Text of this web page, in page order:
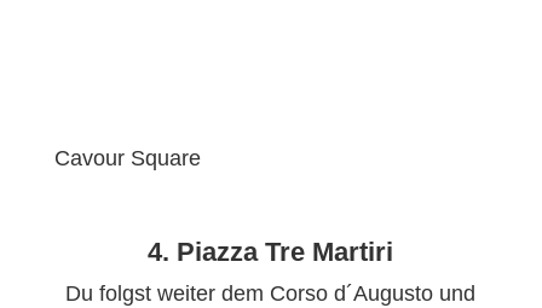
Cavour Square
4. Piazza Tre Martiri
Du folgst weiter dem Corso d´Augusto und